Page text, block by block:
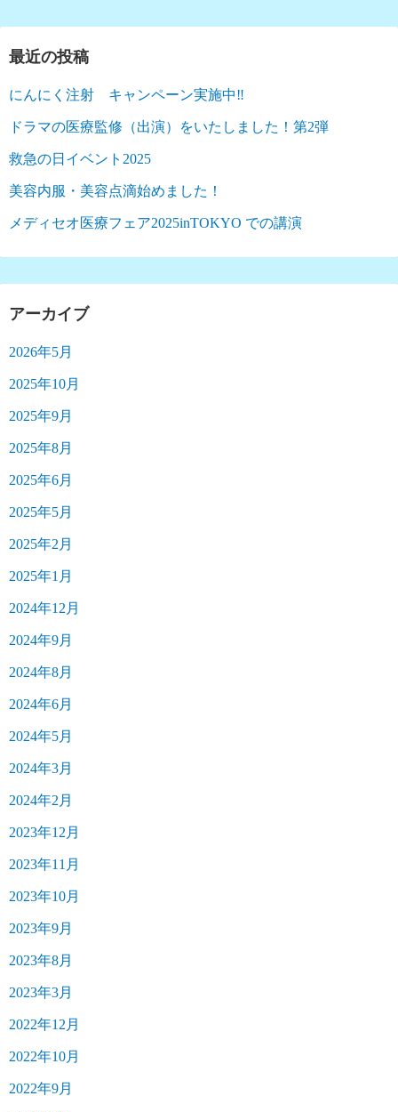
最近の投稿
にんにく注射 キャンペーン実施中‼︎
ドラマの医療監修（出演）をいたしました！第2弾
救急の日イベント2025
美容内服・美容点滴始めました！
メディセオ医療フェア2025inTOKYO での講演
アーカイブ
2026年5月
2025年10月
2025年9月
2025年8月
2025年6月
2025年5月
2025年2月
2025年1月
2024年12月
2024年9月
2024年8月
2024年6月
2024年5月
2024年3月
2024年2月
2023年12月
2023年11月
2023年10月
2023年9月
2023年8月
2023年3月
2022年12月
2022年10月
2022年9月